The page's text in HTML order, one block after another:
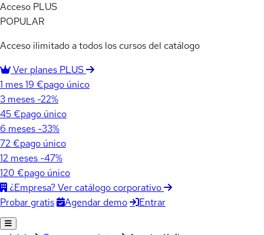
Acceso PLUS
POPULAR
Acceso ilimitado a todos los cursos del catálogo
Ver planes PLUS
1 mes19 €pago único
3 meses -22%
45 €pago único
6 meses -33%
72 €pago único
12 meses -47%
120 €pago único
¿Empresa? Ver catálogo corporativo
Probar gratis
Agendar demo Entrar